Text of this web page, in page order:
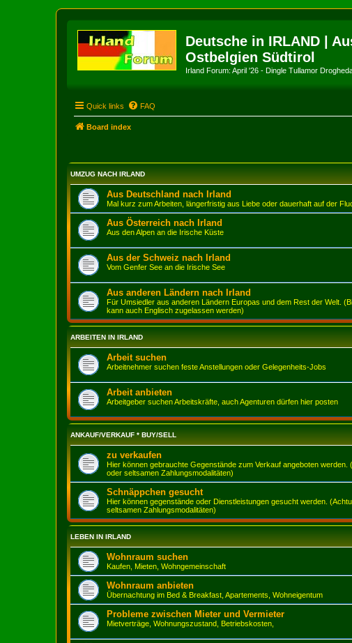
Deutsche in IRLAND |
Ostbelgien Südtirol
Irland Forum: April '26 - Dingle Tullamor
Quick links FAQ
Board index
UMZUG NACH IRLAND
Aus Deutschland nach Irland
Mal kurz zum Arbeiten, längerfristig aus Liebe oder dauerhaft auf der
Aus Österreich nach Irland
Aus den Alpen an die Irische Küste
Aus der Schweiz nach Irland
Vom Genfer See an die Irische See
Aus anderen Ländern nach Irland
Für Umsiedler aus anderen Ländern Europas und dem Rest der Welt.
kann auch Englisch zugelassen werden)
ARBEITEN IN IRLAND
Arbeit suchen
Arbeitnehmer suchen feste Anstellungen oder Gelegenheits-Jobs
Arbeit anbieten
Arbeitgeber suchen Arbeitskräfte, auch Agenturen dürfen hier posten
ANKAUF/VERKAUF * BUY/SELL
zu verkaufen
Hier können gebrauchte Gegenstände zum Verkauf angeboten
oder seltsamen Zahlungsmodalitäten)
Schnäppchen gesucht
Hier können gegenstände oder Dienstleistungen gesucht werden.
seltsamen Zahlungsmodalitäten)
LEBEN IN IRLAND
Wohnraum suchen
Kaufen, Mieten, Wohngemeinschaft
Wohnraum anbieten
Übernachtung im Bed & Breakfast, Apartements, Wohneigentum
Probleme zwischen Mieter und Vermieter
Mietverträge, Wohnungszustand, Betriebskosten,